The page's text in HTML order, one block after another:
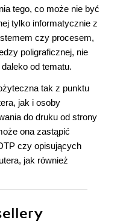
tego, co może nie być
tylko informatycznie z
czy procesem,
poligraficznej, nie
od tematu.
tak z punktu
jak i osoby
do druku od strony
ona zastąpić
czy opisujących
jak również